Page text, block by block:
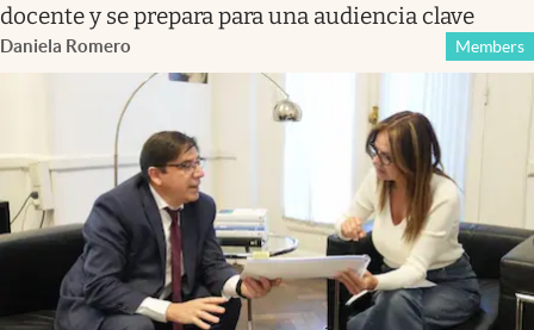
docente y se prepara para una audiencia clave
Daniela Romero Members